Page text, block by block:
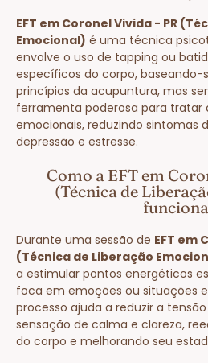
EFT em Coronel Vivida - PR
Emocional) é uma técnica
envolve o uso de tapping ou
específicos do corpo, baseando-
princípios da acupuntura, mas
ferramenta poderosa para tratar
emocionais, reduzindo sintomas
depressão e estresse.
Como a EFT em
(Técnica de
Durante uma sessão de EFT em
(Técnica de Liberação
a estimular pontos energéticos
foca em emoções ou situações
processo ajuda a reduzir a
sensação de calma e clareza,
do corpo e melhorando seu